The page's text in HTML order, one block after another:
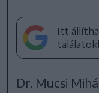
Itt
Dr. Mucsi